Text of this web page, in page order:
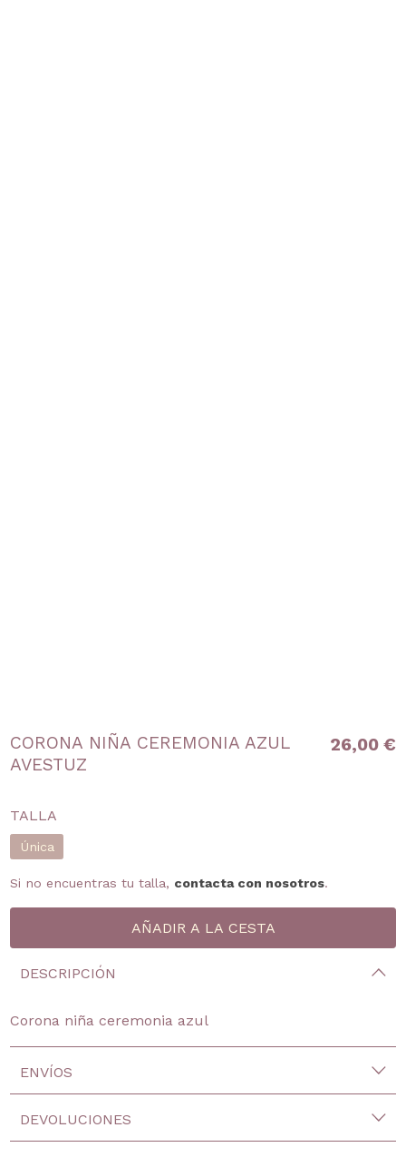
CORONA NIÑA CEREMONIA AZUL
AVESTUZ
26,00 €
TALLA
Única
Si no encuentras tu talla, contacta con nosotros.
DESCRIPCIÓN
Corona niña ceremonia azul
ENVÍOS
DEVOLUCIONES